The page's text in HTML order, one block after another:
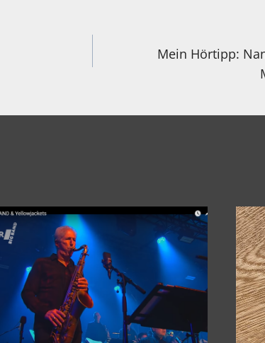
Mein Hörtipp: